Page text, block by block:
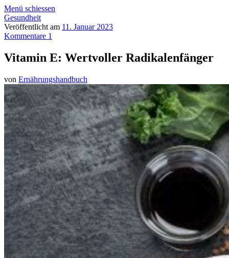
Menü schiessen
Gesundheit
Veröffentlicht am 11. Januar 2023
Kommentare 1
Vitamin E: Wertvoller Radikalenfänger
von Ernährungshandbuch